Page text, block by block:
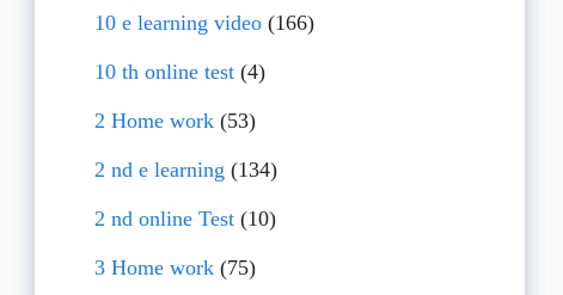
10 e learning video(166)
10 th online test(4)
2 Home work(53)
2 nd e learning (134)
2 nd online Test(10)
3 Home work(75)